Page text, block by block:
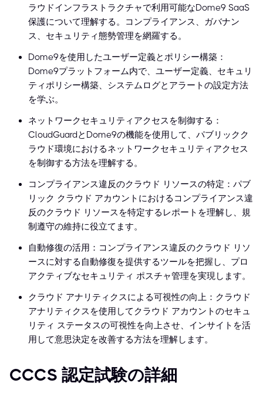
ラウドインフラストラクチャで利用可能なDome9 SaaS
保護について理解する。コンプライアンス、ガバナン
ス、セキュリティ態勢管理を網羅する。
Dome9を使用したユーザー定義とポリシー構築：
Dome9プラットフォーム内で、ユーザー定義、セキュリ
ティポリシー構築、システムログとアラートの設定方法
を学ぶ。
ネットワークセキュリティアクセスを制御する：
CloudGuardとDome9の機能を使用して、パブリックク
ラウド環境におけるネットワークセキュリティアクセス
を制御する方法を理解する。
コンプライアンス違反のクラウド リソースの特定：パブ
リック クラウド アカウントにおけるコンプライアンス違
反のクラウド リソースを特定するレポートを理解し、規
制遵守の維持に役立てます。
自動修復の活用：コンプライアンス違反のクラウド リソ
ースに対する自動修復を提供するツールを把握し、プロ
アクティブなセキュリティ ポスチャ管理を実現します。
クラウド アナリティクスによる可視性の向上：クラウド
アナリティクスを使用してクラウド アカウントのセキュ
リティ ステータスの可視性を向上させ、インサイトを活
用して意思決定を改善する方法を理解します。
CCCS 認定試験の詳細